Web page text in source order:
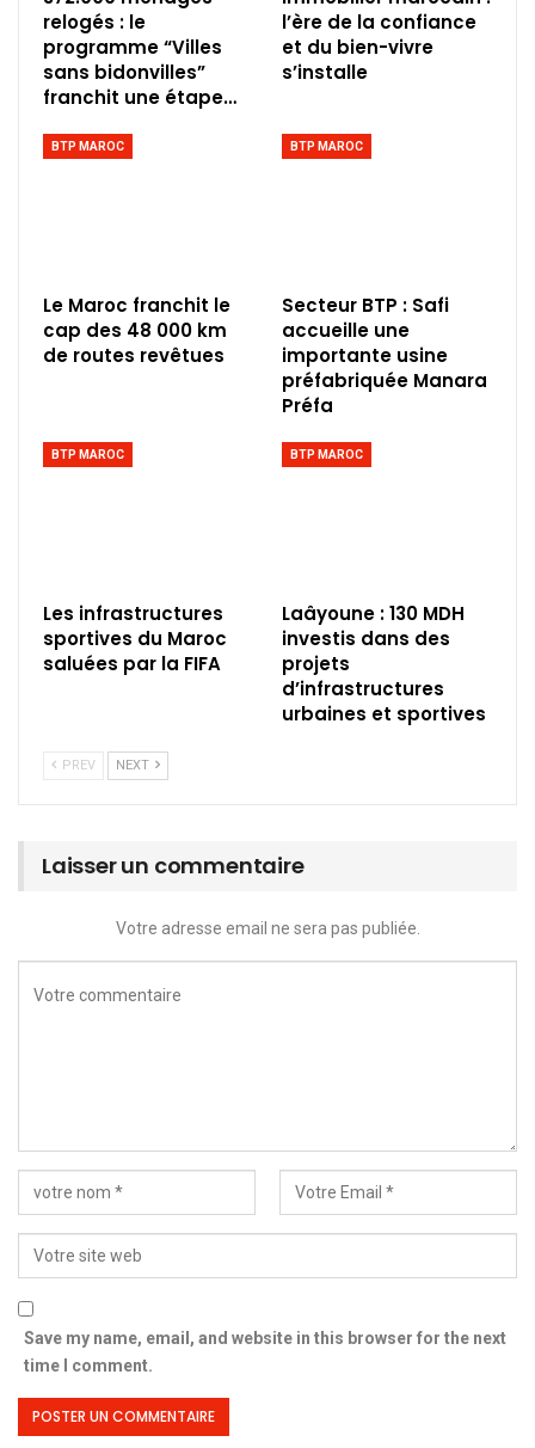
relogés : le
programme “Villes
sans bidonvilles”
franchit une étape…
l’ère de la confiance
et du bien-vivre
s’installe
BTP MAROC
Le Maroc franchit le
cap des 48 000 km
de routes revêtues
BTP MAROC
Secteur BTP : Safi
accueille une
importante usine
préfabriquée Manara
Préfa
BTP MAROC
Les infrastructures
sportives du Maroc
saluées par la FIFA
BTP MAROC
Laâyoune : 130 MDH
investis dans des
projets
d’infrastructures
urbaines et sportives
PREV NEXT
Laisser un commentaire
Votre adresse email ne sera pas publiée.
Save my name, email, and website in this browser for the next
time I comment.